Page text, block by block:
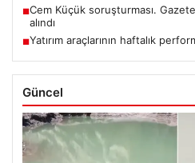
■Cem Küçük soruşturması.
alındı
■Yatırım araçlarının haftalık
Güncel